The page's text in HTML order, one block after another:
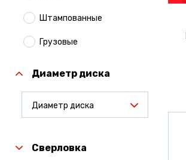
Штампованные
Грузовые
Диаметр диска
Диаметр диска
Сверловка